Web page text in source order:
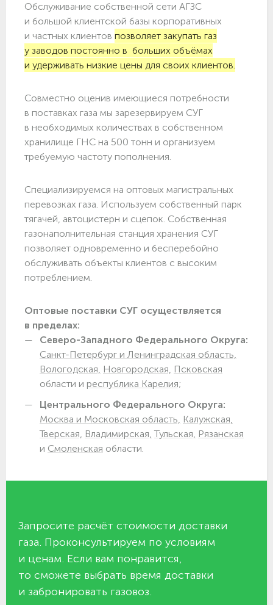
Обслуживание собственной сети АГЗС
и большой клиентской базы корпоративных
и частных клиентов позволяет закупать газ
у заводов постоянно в больших объёмах
и удерживать низкие цены для своих клиентов.
Совместно оценив имеющиеся потребности
в поставках газа мы зарезервируем СУГ
в необходимых количествах в собственном
хранилище ГНС на 500 тонн и организуем
требуемую частоту пополнения.
Специализируемся на оптовых магистральных
перевозках газа. Используем собственный парк
тягачей, автоцистерн и сцепок. Собственная
газонаполнительная станция хранения СУГ
позволяет одновременно и бесперебойно
обслуживать объекты клиентов с высоким
потреблением.
Оптовые поставки СУГ осуществляется
в пределах:
Северо-Западного Федерального Округа:
Санкт-Петербург и Ленинградская область,
Вологодская, Новгородская, Псковская
области и республика Карелия;
Центрального Федерального Округа:
Москва и Московская область, Калужская,
Тверская, Владимирская, Тульская, Рязанская
и Смоленская области.
Запросите расчёт стоимости доставки
газа. Проконсультируем по условиям
и ценам. Если вам понравится,
то сможете выбрать время доставки
и забронировать газовоз.